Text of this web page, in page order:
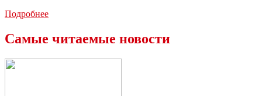
Подробнее«Маруся
предлагает
Самые читаемые новости